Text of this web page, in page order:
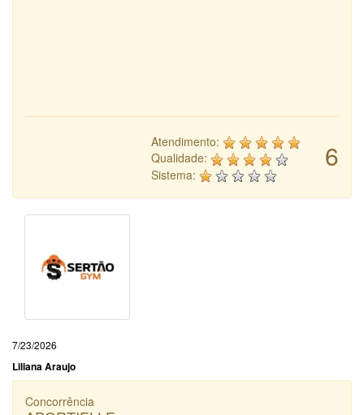
6
Atendimento:
Qualidade:
Sistema:
7/23/2026
Liliana Araujo
Concorrência